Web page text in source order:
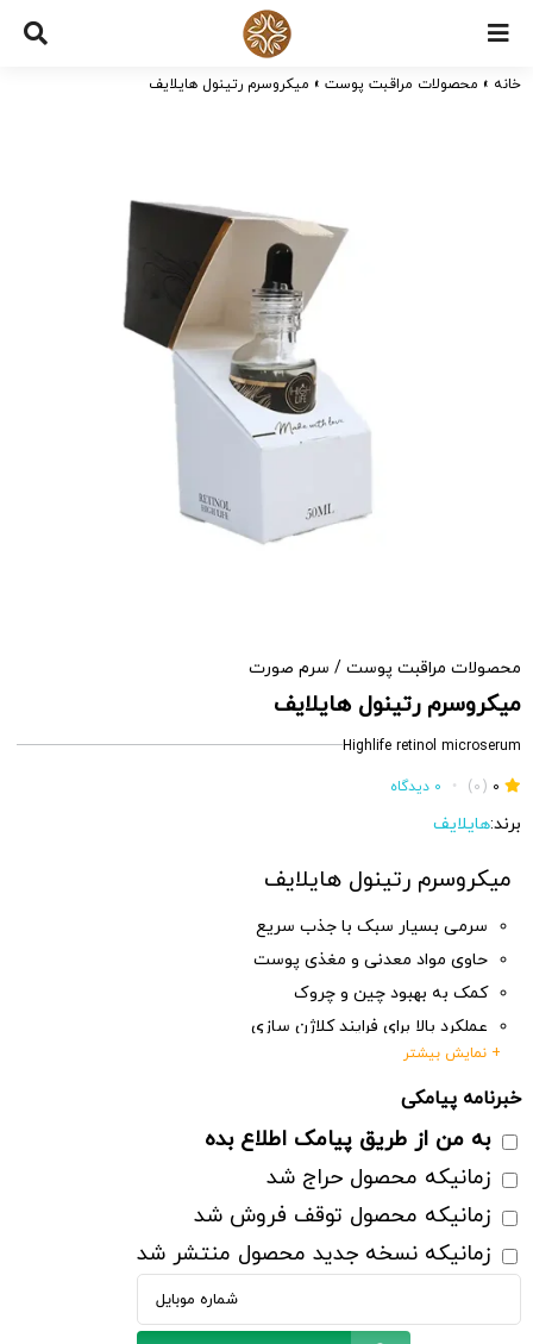
Skip
content
خانه » محصولات مراقبت پوست » میکروسرم رتینول هایلایف
محصولات مراقبت پوست / سرم صورت
میکروسرم رتینول هایلایف
Highlife retinol microserum
0
(0)
• 0 دیدگاه
برند:هایلایف
میکروسرم رتینول هایلایف
سرمی بسیار سبک با جذب سریع
حاوی مواد معدنی و مغذی پوست
کمک به بهبود چین و چروک
عملکرد بالا برای فرایند کلاژن سازی
بهبود قابلیت ارتجاعی پوست
۵۰ میلی لیتر
+ نمایش بیشتر
خبرنامه پیامکی
به من از طریق پیامک اطلاع بده
زمانیکه محصول حراج شد
زمانیکه محصول توقف فروش شد
زمانیکه نسخه جدید محصول منتشر شد